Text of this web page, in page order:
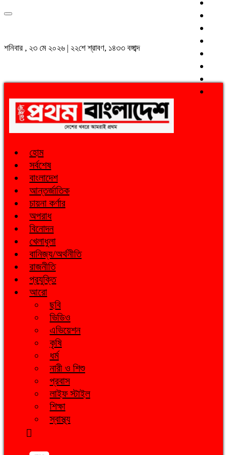
শনিবার , ২৩ মে ২০২৬ | ২২শে শ্রাবণ, ১৪৩৩ বঙ্গাব্দ
হোম
সর্বশেষ
বাংলাদেশ
আন্তর্জাতিক
চায়না কর্ণার
অপরাধ
বিনোদন
খেলাধুলা
বানিজ্য/অর্থনীতি
রাজনীতি
প্রযুক্তি
আরো
ছবি
ভিডিও
এভিয়েশন
কৃষি
ধর্ম
নারী ও শিশু
প্রবাস
লাইফ স্টাইল
শিক্ষা
স্বাস্থ্য